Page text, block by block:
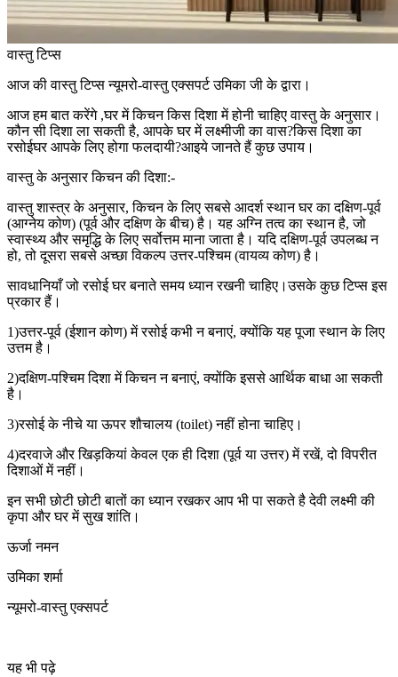
वास्तु टिप्स
आज की वास्तु टिप्स न्यूमरो-वास्तु एक्सपर्ट उमिका जी के द्वारा।
आज हम बात करेंगे ,घर में किचन किस दिशा में होनी चाहिए वास्तु के अनुसार।
कौन सी दिशा ला सकती है, आपके घर में लक्ष्मीजी का वास?किस दिशा का
रसोईघर आपके लिए होगा फलदायी?आइये जानते हैं कुछ उपाय।
वास्तु के अनुसार किचन की दिशा:-
वास्तु शास्त्र के अनुसार, किचन के लिए सबसे आदर्श स्थान घर का दक्षिण-पूर्व
(आग्नेय कोण) (पूर्व और दक्षिण के बीच) है। यह अग्नि तत्व का स्थान है, जो
स्वास्थ्य और समृद्धि के लिए सर्वोत्तम माना जाता है। यदि दक्षिण-पूर्व उपलब्ध न
हो, तो दूसरा सबसे अच्छा विकल्प उत्तर-पश्चिम (वायव्य कोण) है।
सावधानियाँ जो रसोई घर बनाते समय ध्यान रखनी चाहिए।उसके कुछ टिप्स इस
प्रकार हैं।
1)उत्तर-पूर्व (ईशान कोण) में रसोई कभी न बनाएं, क्योंकि यह पूजा स्थान के लिए
उत्तम है।
2)दक्षिण-पश्चिम दिशा में किचन न बनाएं, क्योंकि इससे आर्थिक बाधा आ सकती
है।
3)रसोई के नीचे या ऊपर शौचालय (toilet) नहीं होना चाहिए।
4)दरवाजे और खिड़कियां केवल एक ही दिशा (पूर्व या उत्तर) में रखें, दो विपरीत
दिशाओं में नहीं।
इन सभी छोटी छोटी बातों का ध्यान रखकर आप भी पा सकते है देवी लक्ष्मी की
कृपा और घर में सुख शांति।
ऊर्जा नमन
उमिका शर्मा
न्यूमरो-वास्तु एक्सपर्ट
यह भी पढ़े